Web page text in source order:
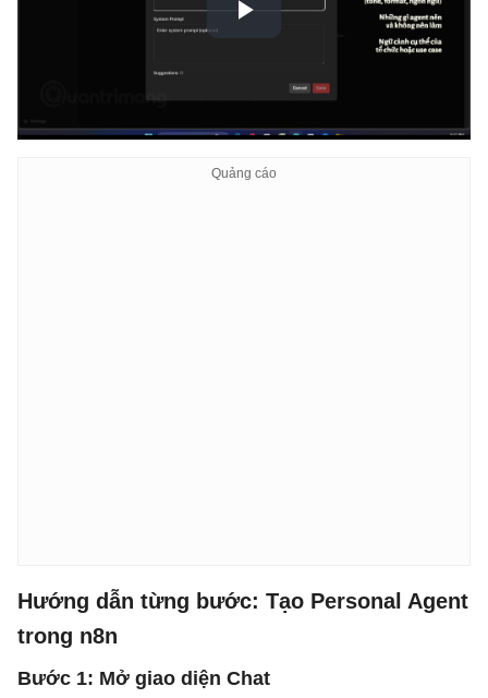
Hướng dẫn từng bước: Tạo Personal Agent
trong n8n
Bước 1: Mở giao diện Chat